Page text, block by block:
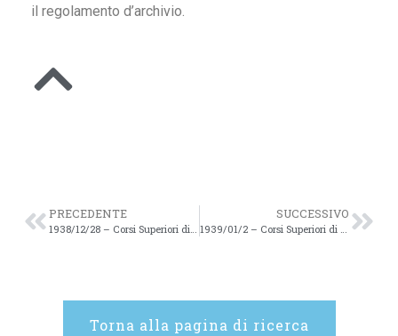
il regolamento d’archivio.
PRECEDENTE
1938/12/28 – Corsi Superiori di Studi Romani Anno Acc. 1938/39 XIII – 11
SUCCESSIVO
1939/01/2 – Corsi Superiori di Studi Romani Anno Acc. 1938/39 XIII – 12
Torna alla pagina di ricerca